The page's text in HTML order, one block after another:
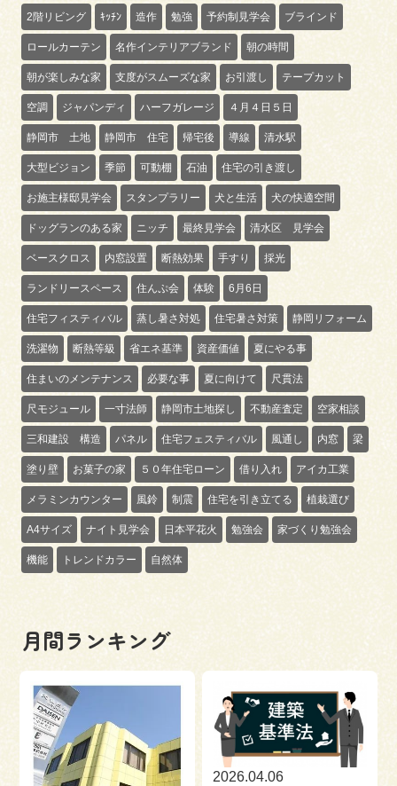
2階リビング ｷｯﾁﾝ 造作 勉強 予約制見学会 ブラインド
ロールカーテン 名作インテリアブランド 朝の時間
朝が楽しみな家 支度がスムーズな家 お引渡し テープカット
空調 ジャパンディ ハーフガレージ ４月４日５日
静岡市 土地 静岡市 住宅 帰宅後 導線 清水駅
大型ビジョン 季節 可動棚 石油 住宅の引き渡し
お施主様邸見学会 スタンプラリー 犬と生活 犬の快適空間
ドッグランのある家 ニッチ 最終見学会 清水区 見学会
ベースクロス 内窓設置 断熱効果 手すり 採光
ランドリースペース 住んぷ会 体験 6月6日
住宅フィスティバル 蒸し暑さ対処 住宅暑さ対策 静岡リフォーム
洗濯物 断熱等級 省エネ基準 資産価値 夏にやる事
住まいのメンテナンス 必要な事 夏に向けて 尺貫法
尺モジュール 一寸法師 静岡市土地探し 不動産査定 空家相談
三和建設 構造 パネル 住宅フェスティバル 風通し 内窓 梁
塗り壁 お菓子の家 ５０年住宅ローン 借り入れ アイカ工業
メラミンカウンター 風鈴 制震 住宅を引き立てる 植栽選び
A4サイズ ナイト見学会 日本平花火 勉強会 家づくり勉強会
機能 トレンドカラー 自然体
月間ランキング
2026.04.06